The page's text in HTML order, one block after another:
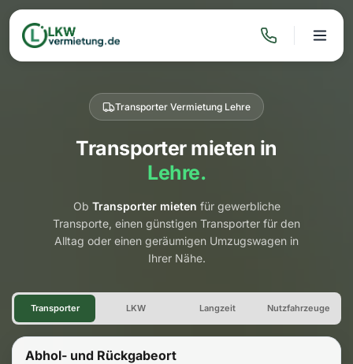
Transporter Vermietung Lehre
Transporter mieten in
Lehre.
Ob Transporter mieten für gewerbliche
Transporte, einen günstigen Transporter für den
Alltag oder einen geräumigen Umzugswagen in
Ihrer Nähe.
Transporter Vermietung Lehre
Transporter LKW Langzeit Nutzfahrzeuge
Abhol- und Rückgabeort